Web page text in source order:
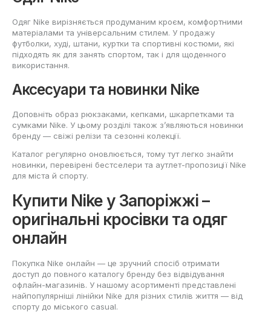
Одяг Nike вирізняється продуманим кроєм, комфортними
матеріалами та універсальним стилем. У продажу
футболки, худі, штани, куртки та спортивні костюми, які
підходять як для занять спортом, так і для щоденного
використання.
Аксесуари та новинки Nike
Доповніть образ рюкзаками, кепками, шкарпетками та
сумками Nike. У цьому розділі також з’являються новинки
бренду — свіжі релізи та сезонні колекції.
Каталог регулярно оновлюється, тому тут легко знайти
новинки, перевірені бестселери та аутлет-пропозиції Nike
для міста й спорту.
Купити Nike у Запоріжжі –
оригінальні кросівки та одяг
онлайн
Покупка Nike онлайн — це зручний спосіб отримати
доступ до повного каталогу бренду без відвідування
офлайн-магазинів. У нашому асортименті представлені
найпопулярніші лінійки Nike для різних стилів життя — від
спорту до міського casual.